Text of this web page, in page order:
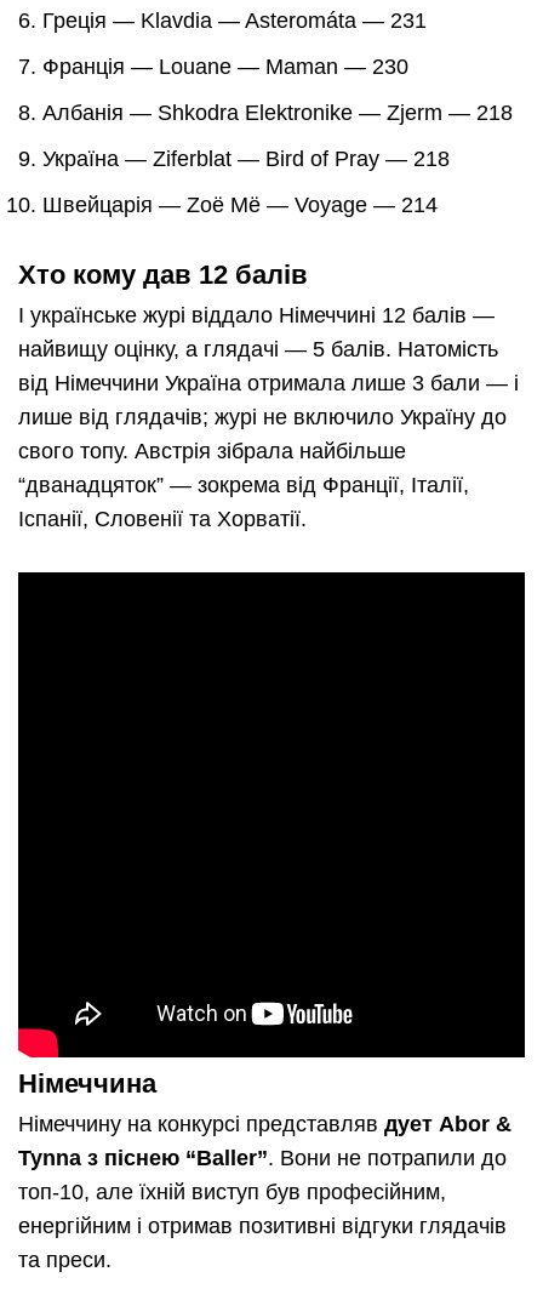
Греція — Klavdia — Asteromáta — 231
Франція — Louane — Maman — 230
Албанія — Shkodra Elektronike — Zjerm — 218
Україна — Ziferblat — Bird of Pray — 218
Швейцарія — Zoë Më — Voyage — 214
Хто кому дав 12 балів
І українське журі віддало Німеччині 12 балів —
найвищу оцінку, а глядачі — 5 балів. Натомість
від Німеччини Україна отримала лише 3 бали — і
лише від глядачів; журі не включило Україну до
свого топу. Австрія зібрала найбільше
“дванадцяток” — зокрема від Франції, Італії,
Іспанії, Словенії та Хорватії.
Німеччина
Німеччину на конкурсі представляв дует Abor &
Tynna з піснею “Baller”. Вони не потрапили до
топ-10, але їхній виступ був професійним,
енергійним і отримав позитивні відгуки глядачів
та преси.